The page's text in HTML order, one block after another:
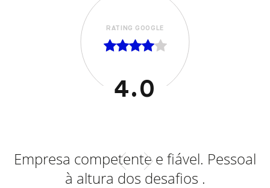
e fiável. Pessoal
dos desafios .
Adaptações
Smart